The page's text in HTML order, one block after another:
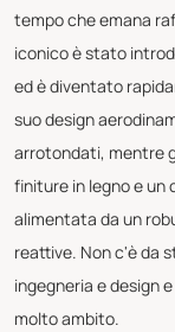
tempo che emana
iconico è stato
ed è diventato
suo design
arrotondati, mentre
finiture in legno e un
alimentata da un
reattive. Non c'è da
ingegneria e design
molto ambito.